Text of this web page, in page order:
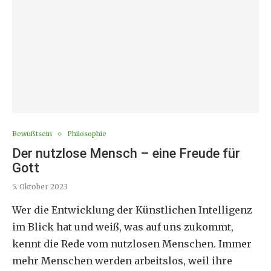
Bewußtsein Philosophie
Der nutzlose Mensch – eine Freude für
Gott
5. Oktober 2023
Wer die Entwicklung der Künstlichen Intelligenz
im Blick hat und weiß, was auf uns zukommt,
kennt die Rede vom nutzlosen Menschen. Immer
mehr Menschen werden arbeitslos, weil ihre